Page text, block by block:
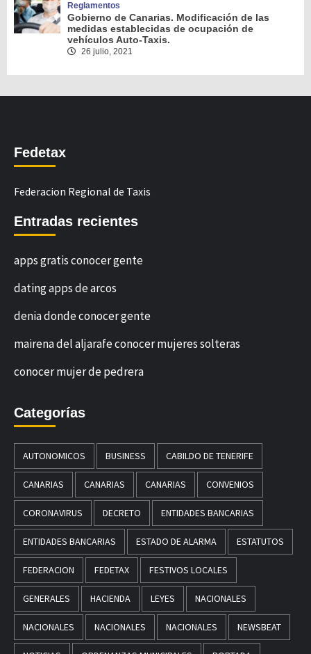
Reglamentos
Gobierno de Canarias. Modificación de las
medidas establecidas de ocupación de
vehículos Auto-Taxis.
26 julio, 2021
Fedetax
Federacion Regional de Taxis
Entradas recientes
apps gratis conocer gente
dating apps de arcos
denia donde conocer gente
mairena del aljarafe conocer mujeres solteras
conocer mujer de pedrera
Categorías
AUTONOMICOS BUSINESS CABILDO DE TENERIFE
CANARIAS CANARIAS CANARIAS CONVENIOS
CORONAVIRUS DECRETO ENTIDADES BANCARIAS
ENTIDADES BANCARIAS ESTADO DE ALARMA ESTATUTOS
FEDERACION FEDETAX FESTIVOS LOCALES
GENERALES HACIENDA LEYES NACIONALES
NACIONALES NACIONALES NACIONALES NEWSBEAT